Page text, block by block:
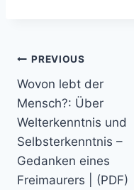
PREVIOUS
Wovon lebt der
Mensch?: Über
Welterkenntnis und
Selbsterkenntnis –
Gedanken eines
Freimaurers | (PDF)